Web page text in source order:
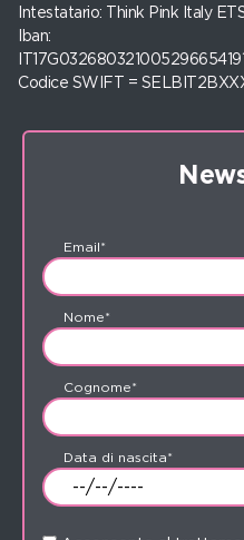
Intestatario: Think Pink Italy
Iban:
Codice SWIFT =
Email*
Nome*
Cognome*
Data di nascita*